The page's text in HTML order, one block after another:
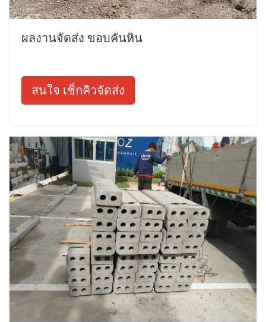
ผลงานจัดส่ง ขอบคันหิน
สนใจ เช็กคิวจัดส่ง